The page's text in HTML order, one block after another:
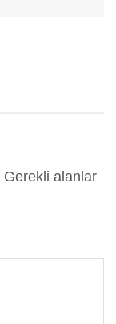
Gerekli alanlar